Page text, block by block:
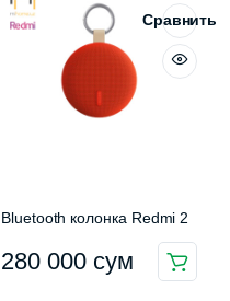
000 сум.
Сравнить
Bluetooth колонка Redmi 2
280 000 сум
Этот